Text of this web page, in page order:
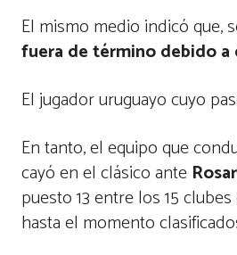
El mismo medio indicó que,
fuera de término debido a
El jugador uruguayo cuyo
En tanto, el equipo que
cayó en el clásico ante
puesto 13 entre los 15
hasta el momento